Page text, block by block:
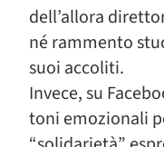
dell’allora
né rammento
suoi accoliti.
Invece, su
toni emozionali